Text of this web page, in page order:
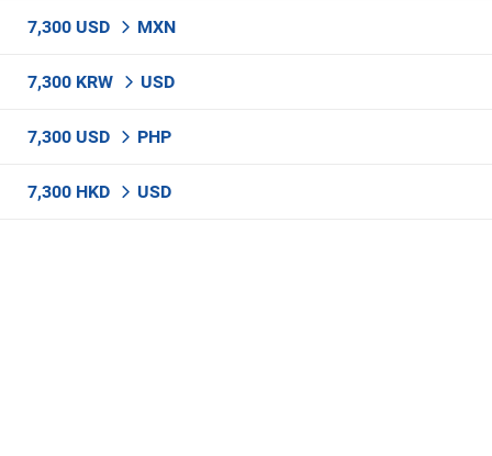
7,300 USD MXN
7,300 KRW USD
7,300 USD PHP
7,300 HKD USD